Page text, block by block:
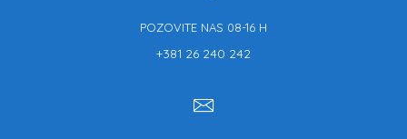
POZOVITE NAS 08-16 H
+381 26 240 242